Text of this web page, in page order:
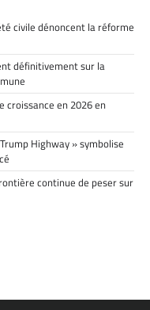
civile dénoncent la réforme
définitivement sur la
croissance en 2026 en
Highway » symbolise
continue de peser sur